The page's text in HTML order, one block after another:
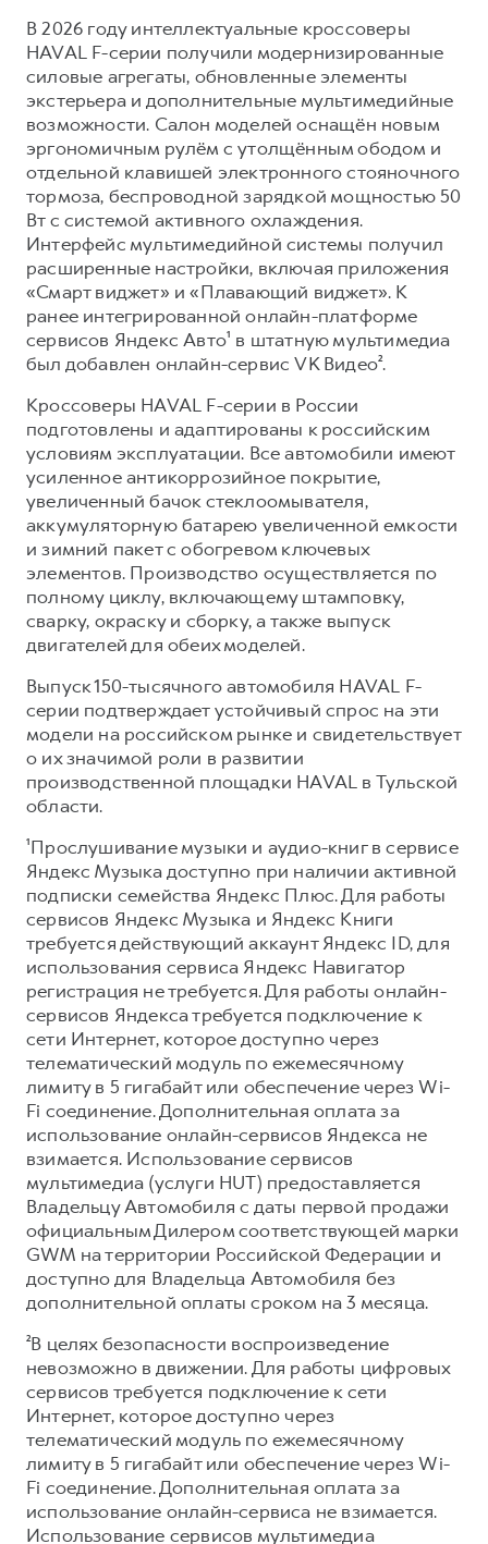
В 2026 году интеллектуальные кроссоверы
HAVAL F-серии получили модернизированные
силовые агрегаты, обновленные элементы
экстерьера и дополнительные мультимедийные
возможности. Салон моделей оснащён новым
эргономичным рулём с утолщённым ободом и
отдельной клавишей электронного стояночного
тормоза, беспроводной зарядкой мощностью 50
Вт с системой активного охлаждения.
Интерфейс мультимедийной системы получил
расширенные настройки, включая приложения
«Смарт виджет» и «Плавающий виджет». К
ранее интегрированной онлайн-платформе
сервисов Яндекс Авто¹ в штатную мультимедиа
был добавлен онлайн-сервис VK Видео².
Кроссоверы HAVAL F-серии в России
подготовлены и адаптированы к российским
условиям эксплуатации. Все автомобили имеют
усиленное антикоррозийное покрытие,
увеличенный бачок стеклоомывателя,
аккумуляторную батарею увеличенной емкости
и зимний пакет с обогревом ключевых
элементов. Производство осуществляется по
полному циклу, включающему штамповку,
сварку, окраску и сборку, а также выпуск
двигателей для обеих моделей.
Выпуск 150-тысячного автомобиля HAVAL F-
серии подтверждает устойчивый спрос на эти
модели на российском рынке и свидетельствует
о их значимой роли в развитии
производственной площадки HAVAL в Тульской
области.
¹Прослушивание музыки и аудио-книг в сервисе
Яндекс Музыка доступно при наличии активной
подписки семейства Яндекс Плюс. Для работы
сервисов Яндекс Музыка и Яндекс Книги
требуется действующий аккаунт Яндекс ID, для
использования сервиса Яндекс Навигатор
регистрация не требуется. Для работы онлайн-
сервисов Яндекса требуется подключение к
сети Интернет, которое доступно через
телематический модуль по ежемесячному
лимиту в 5 гигабайт или обеспечение через Wi-
Fi соединение. Дополнительная оплата за
использование онлайн-сервисов Яндекса не
взимается. Использование сервисов
мультимедиа (услуги HUT) предоставляется
Владельцу Автомобиля с даты первой продажи
официальным Дилером соответствующей марки
GWM на территории Российской Федерации и
доступно для Владельца Автомобиля без
дополнительной оплаты сроком на 3 месяца.
²В целях безопасности воспроизведение
невозможно в движении. Для работы цифровых
сервисов требуется подключение к сети
Интернет, которое доступно через
телематический модуль по ежемесячному
лимиту в 5 гигабайт или обеспечение через Wi-
Fi соединение. Дополнительная оплата за
использование онлайн-сервиса не взимается.
Использование сервисов мультимедиа